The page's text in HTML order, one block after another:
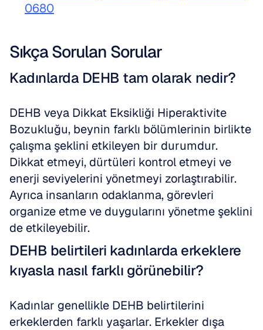
0680
Sıkça Sorulan Sorular
Kadınlarda DEHB tam olarak nedir?
DEHB veya Dikkat Eksikliği Hiperaktivite
Bozukluğu, beynin farklı bölümlerinin birlikte
çalışma şeklini etkileyen bir durumdur.
Dikkat etmeyi, dürtüleri kontrol etmeyi ve
enerji seviyelerini yönetmeyi zorlaştırabilir.
Ayrıca insanların odaklanma, görevleri
organize etme ve duygularını yönetme şeklini
de etkileyebilir.
DEHB belirtileri kadınlarda erkeklere
kıyasla nasıl farklı görünebilir?
Kadınlar genellikle DEHB belirtilerini
erkeklerden farklı yaşarlar. Erkekler dışa